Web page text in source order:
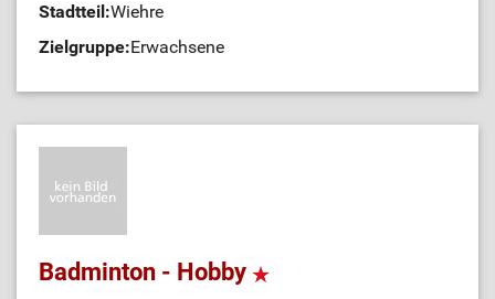
Stadtteil:Wiehre
Zielgruppe:Erwachsene
Badminton - Hobby